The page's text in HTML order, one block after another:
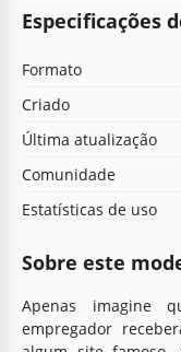
Especificações
Formato
Criado
Última atualização
Comunidade
Estatísticas de uso
Sobre este
Apenas imagine
empregador